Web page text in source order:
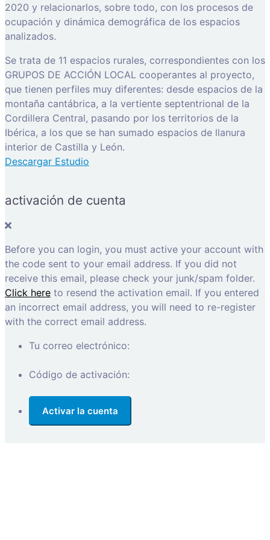
2020 y relacionarlos, sobre todo, con los procesos de
ocupación y dinámica demográfica de los espacios
analizados.
Se trata de 11 espacios rurales, correspondientes con los
GRUPOS DE ACCIÓN LOCAL cooperantes al proyecto,
que tienen perfiles muy diferentes: desde espacios de la
montaña cantábrica, a la vertiente septentrional de la
Cordillera Central, pasando por los territorios de la
Ibérica, a los que se han sumado espacios de llanura
interior de Castilla y León.
Descargar Estudio
activación de cuenta
Before you can login, you must active your account with
the code sent to your email address. If you did not
receive this email, please check your junk/spam folder.
Click here to resend the activation email. If you entered
an incorrect email address, you will need to re-register
with the correct email address.
Tu correo electrónico:
Código de activación: